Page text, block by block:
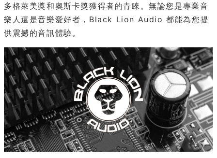
多格萊美獎和奧斯卡獎獲得者的青睞。無論您是專業音
樂人還是音樂愛好者，Black Lion Audio 都能為您提
供震撼的音訊體驗。